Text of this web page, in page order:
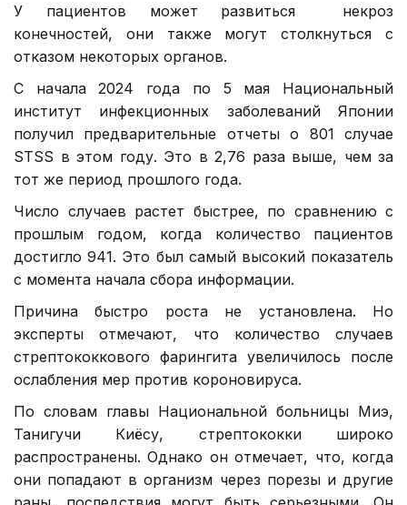
У пациентов может развиться некроз
конечностей, они также могут столкнуться с
отказом некоторых органов.
С начала 2024 года по 5 мая Национальный
институт инфекционных заболеваний Японии
получил предварительные отчеты о 801 случае
STSS в этом году. Это в 2,76 раза выше, чем за
тот же период прошлого года.
Число случаев растет быстрее, по сравнению с
прошлым годом, когда количество пациентов
достигло 941. Это был самый высокий показатель
с момента начала сбора информации.
Причина быстро роста не установлена. Но
эксперты отмечают, что количество случаев
стрептококкового фарингита увеличилось после
ослабления мер против короновируса.
По словам главы Национальной больницы Миэ,
Танигучи Киёсу, стрептококки широко
распространены. Однако он отмечает, что, когда
они попадают в организм через порезы и другие